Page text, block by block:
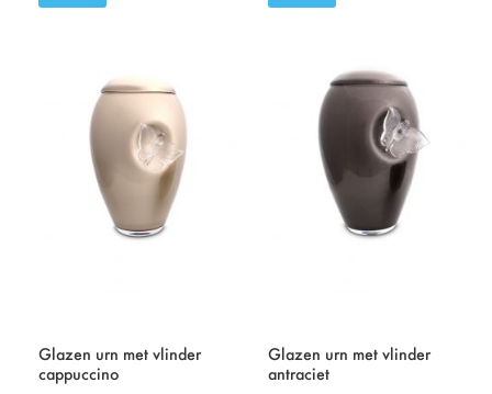
Glazen urn met vlinder
cappuccino
Glazen urn met vlinder
antraciet